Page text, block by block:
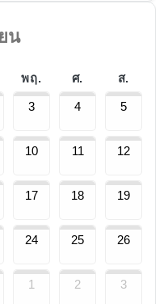
น
พฤ. ศ. ส.
3 4 5
10 11 12
17 18 19
24 25 26
1 2 3